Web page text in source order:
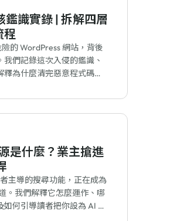
鑑識實錄 | 拆解四層
程
的 WordPress 網站，背後
們記錄這次入侵的鑑識、
為什麼清完惡意程式碼還
是什麼？業主搶進
主導的搜尋功能，正在成為
。我們解釋它怎麼運作、哪
何引導讀者把你設為 AI 概